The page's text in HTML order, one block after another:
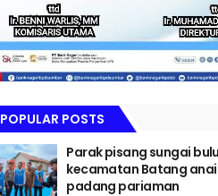
POPULAR POSTS
Parak pisang sungai
kecamatan Batang
padang pariaman